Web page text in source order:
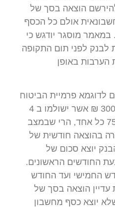
הוצאה בסך של
אולם כל הכסף
מוסגר יודגש כי
תום התקופה
באופן
פרמיית הביטוח
השנתית הינה 300,000 ₪ אשר ישולמו ב 4
75,000 כל אחד, הרי שבמצב
חודשית של
סכום של
הראשונים.
ועד החודש
בסך של
כסף מחשבון